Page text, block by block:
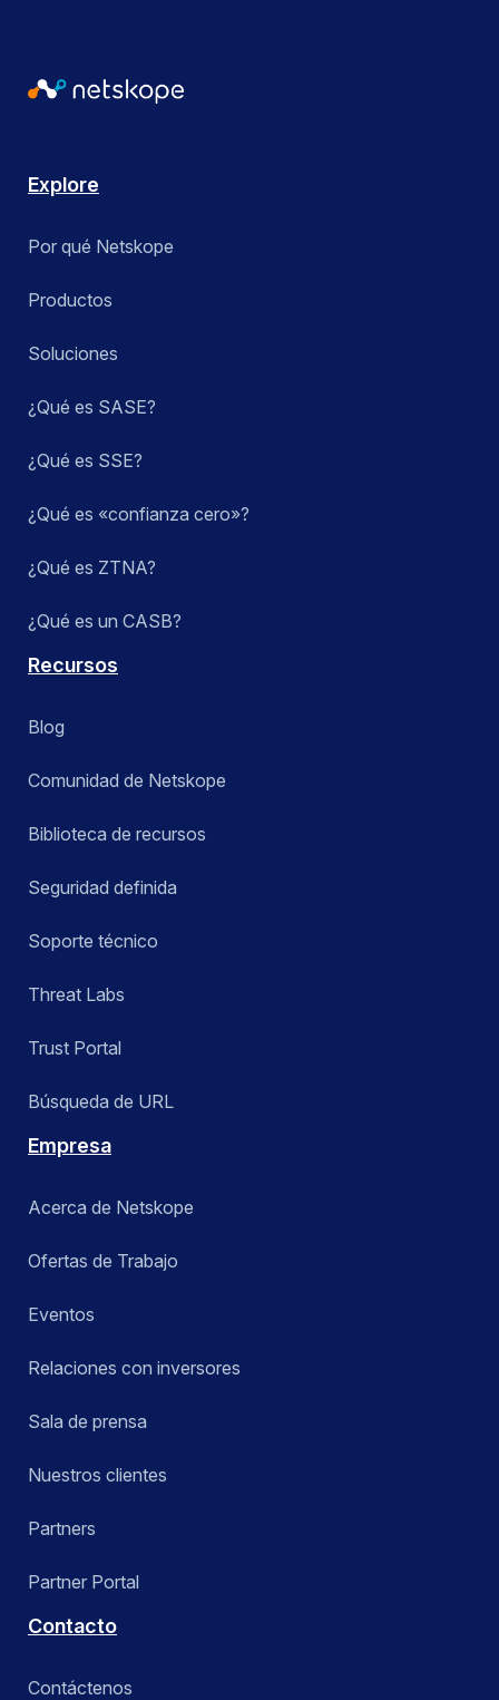
Explore
Por qué Netskope
Productos
Soluciones
¿Qué es SASE?
¿Qué es SSE?
¿Qué es «confianza cero»?
¿Qué es ZTNA?
¿Qué es un CASB?
Recursos
Blog
Comunidad de Netskope
Biblioteca de recursos
Seguridad definida
Soporte técnico
Threat Labs
Trust Portal
Búsqueda de URL
Empresa
Acerca de Netskope
Ofertas de Trabajo
Eventos
Relaciones con inversores
Sala de prensa
Nuestros clientes
Partners
Partner Portal
Contacto
Contáctenos